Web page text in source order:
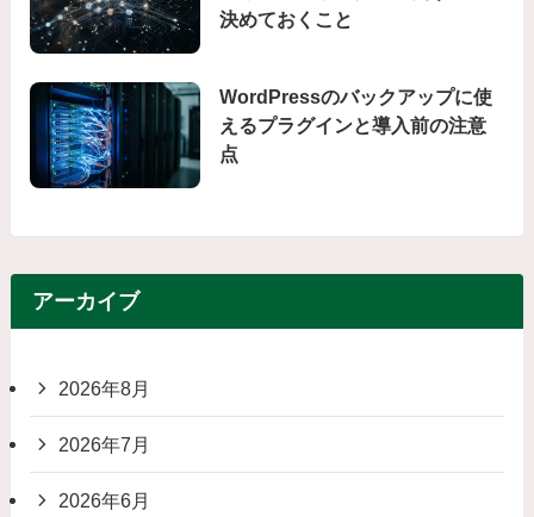
決めておくこと
WordPressのバックアップに使
えるプラグインと導入前の注意
点
アーカイブ
2026年8月
2026年7月
2026年6月